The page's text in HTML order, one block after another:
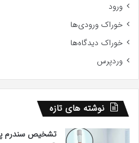
ورود
خوراک ورودی‌ها
خوراک دیدگاه‌ها
وردپرس
نوشته های تازه
تشخیص سندرم